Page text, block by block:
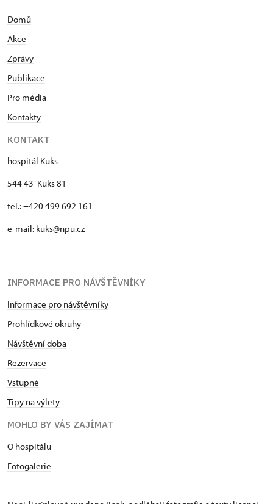
Domů
Akce
Zprávy
Publikace
Pro média
Kontakty
KONTAKT
hospitál Kuks
544 43 Kuks 81
tel.: +420 499 692 161
e-mail: kuks@npu.cz
INFORMACE PRO NÁVŠTĚVNÍKY
Informace pro návštěvníky
Prohlídkové okruhy
Návštěvní doba
Rezervace
Vstupné
Tipy na výlety
MOHLO BY VÁS ZAJÍMAT
O hospitálu
Fotogalerie